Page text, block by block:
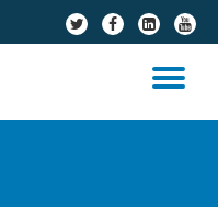
fa-
twitter
fa-
facebook
fa-
linkedin-
square
fa-